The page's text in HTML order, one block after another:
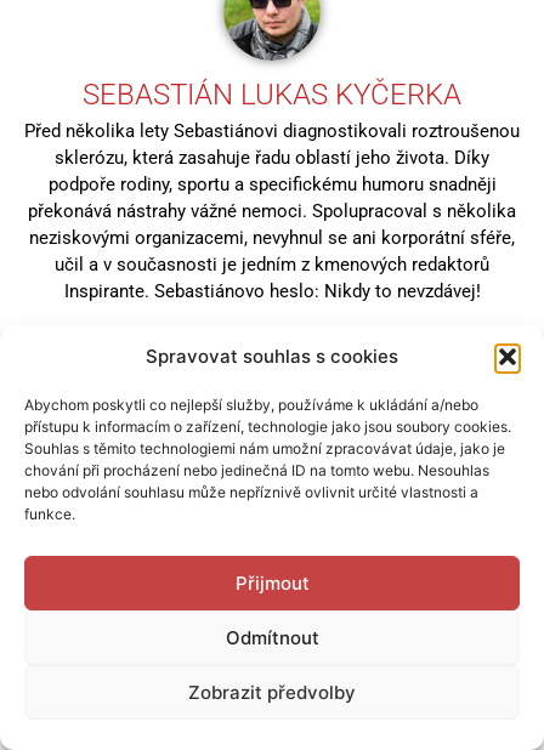
Spravovat souhlas s cookies
Abychom poskytli co nejlepší služby, používáme k ukládání a/nebo
přístupu k informacím o zařízení, technologie jako jsou soubory cookies.
Souhlas s těmito technologiemi nám umožní zpracovávat údaje, jako je
chování při procházení nebo jedinečná ID na tomto webu. Nesouhlas
nebo odvolání souhlasu může nepříznivě ovlivnit určité vlastnosti a
funkce.
Přijmout
Odmítnout
Zobrazit předvolby
SEBASTIÁN LUKAS KYČERKA
Před několika lety Sebastiánovi diagnostikovali roztroušenou
sklerózu, která zasahuje řadu oblastí jeho života. Díky
podpoře rodiny, sportu a specifickému humoru snadněji
překonává nástrahy vážné nemoci. Spolupracoval s několika
neziskovými organizacemi, nevyhnul se ani korporátní sféře,
učil a v současnosti je jedním z kmenových redaktorů
Inspirante. Sebastiánovo heslo: Nikdy to nevzdávej!